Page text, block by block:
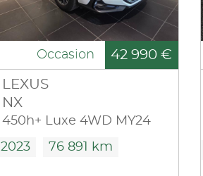
Occasion 42 990 €
LEXUS
NX
450h+ Luxe 4WD MY24
2023 76 891 km